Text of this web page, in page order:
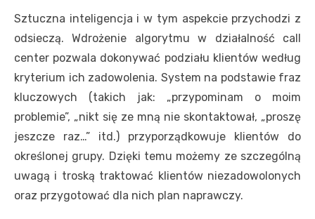
Sztuczna inteligencja i w tym aspekcie przychodzi z
odsieczą. Wdrożenie algorytmu w działalność call
center pozwala dokonywać podziału klientów według
kryterium ich zadowolenia. System na podstawie fraz
kluczowych (takich jak: „przypominam o moim
problemie”, „nikt się ze mną nie skontaktował, „proszę
jeszcze raz…” itd.) przyporządkowuje klientów do
określonej grupy. Dzięki temu możemy ze szczególną
uwagą i troską traktować klientów niezadowolonych
oraz przygotować dla nich plan naprawczy.